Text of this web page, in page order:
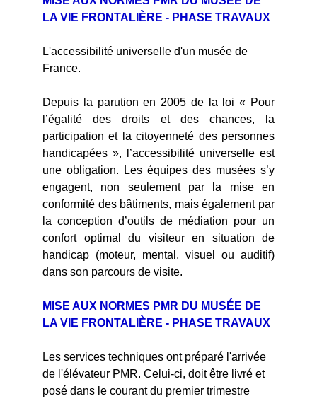
LA VIE FRONTALIÈRE - PHASE TRAVAUX
L'accessibilité universelle d'un musée de
France.
Depuis la parution en 2005 de la loi « Pour
l’égalité des droits et des chances, la
participation et la citoyenneté des personnes
handicapées », l’accessibilité universelle est
une obligation. Les équipes des musées s’y
engagent, non seulement par la mise en
conformité des bâtiments, mais également par
la conception d’outils de médiation pour un
confort optimal du visiteur en situation de
handicap (moteur, mental, visuel ou auditif)
dans son parcours de visite.
MISE AUX NORMES PMR DU MUSÉE DE
LA VIE FRONTALIÈRE - PHASE TRAVAUX
Les services techniques ont préparé l'arrivée
de l'élévateur PMR. Celui-ci, doit être livré et
posé dans le courant du premier trimestre